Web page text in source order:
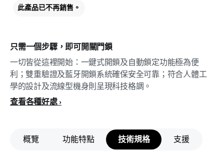
只需一個步驟，即可開關門鎖
一切皆從這裡開始：一鍵式開鎖及自動鎖定功能極為便
利；雙重驗證及藍牙開鎖系統確保安全可靠；符合人體工
學的設計及流線型機身則呈現科技格調。
查看各種好處
此產品已不再銷售。
概覽 功能特點 技術規格 支援